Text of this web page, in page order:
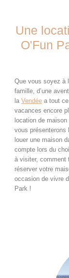
Une
O'Fun
Que vous soyez à
famille, d’une
la Vendée a tout
vacances encore
location de maison
vous présenterons
louer une maison
compte lors du
à visiter, comment
réserver votre
occasion de vivre
Park !